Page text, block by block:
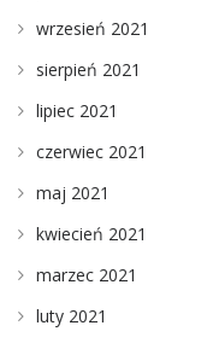
wrzesień 2021
sierpień 2021
lipiec 2021
czerwiec 2021
maj 2021
kwiecień 2021
marzec 2021
luty 2021